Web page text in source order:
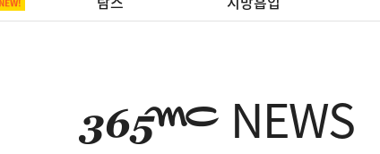
NEWS